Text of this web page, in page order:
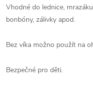
Vhodné do lednice,
bonbóny, zálivky apod.
Bez víka možno použít na
Bezpečné pro děti.